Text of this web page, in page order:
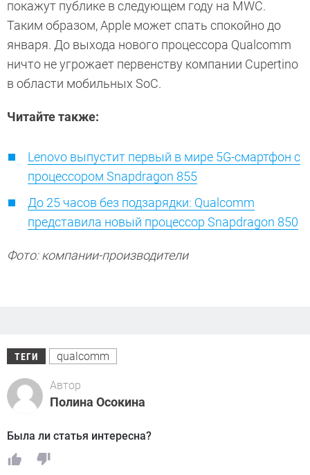
покажут публике в следующем году на MWC.
Таким образом, Apple может спать спокойно до
января. До выхода нового процессора Qualcomm
ничто не угрожает первенству компании Cupertino
в области мобильных SoC.
Читайте также:
Lenovo выпустит первый в мире 5G-смартфон с
процессором Snapdragon 855
До 25 часов без подзарядки: Qualcomm
представила новый процессор Snapdragon 850
Фото: компании-производители
ТЕГИ qualcomm
Автор
Полина Осокина
Была ли статья интересна?